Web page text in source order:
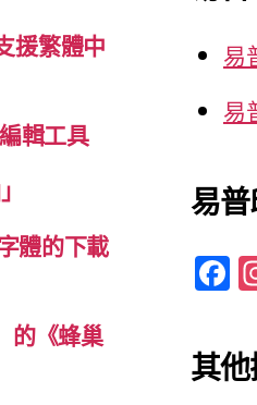
援繁體中
輯工具
體的下載
的《蜂巢
易
易
易
F
a
c
e
其